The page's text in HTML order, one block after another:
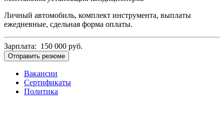
Личный автомобиль, комплект инструмента, выплаты
ежедневные, сдельная форма оплаты.
Зарплата: 150 000 руб.
Отправить резюме
Вакансии
Сертификаты
Политика